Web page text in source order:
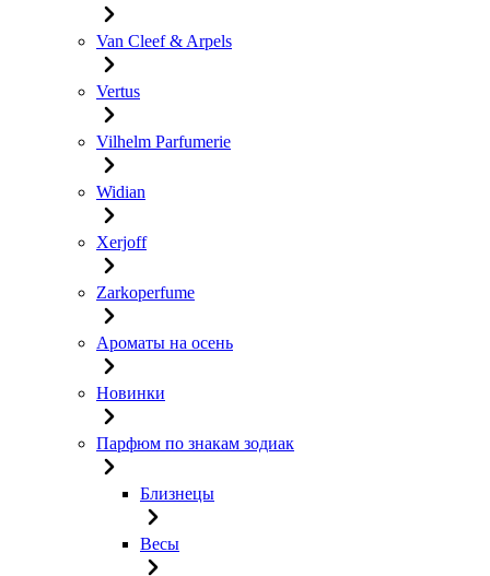
Van Cleef & Arpels
Vertus
Vilhelm Parfumerie
Widian
Xerjoff
Zarkoperfume
Ароматы на осень
Новинки
Парфюм по знакам зодиак
Близнецы
Весы